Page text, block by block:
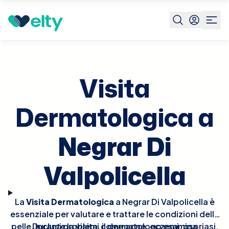
Prenota visita
Negrar Di
Visita
Dermatologica a
Negrar Di
Valpolicella
LaVisita Dermatologica a Negrar Di Valpolicella è
essenziale per valutare e trattare le condizioni della
pelle, inclusi problemi come acne, eczemi, psoriasi,
Durante la visita, il dermatologo esamina